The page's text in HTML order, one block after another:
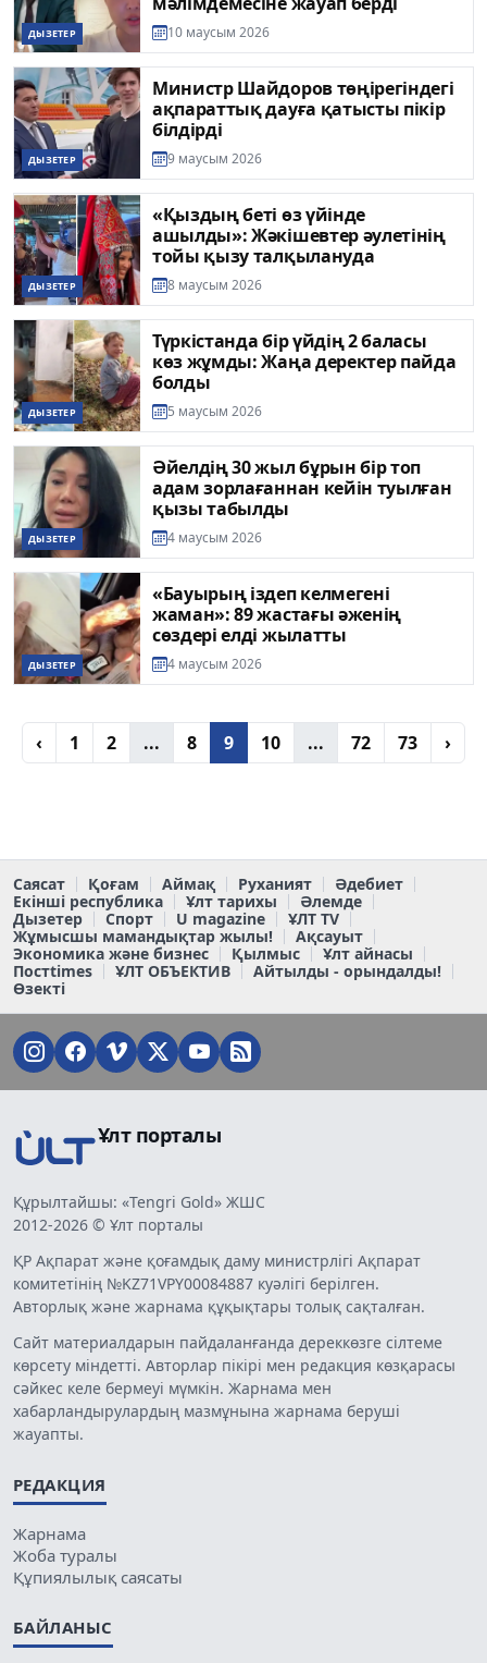
ДЫЗЕТЕР 10 маусым 2026
ДЫЗЕТЕР
Министр Шайдоров төңірегіндегі
ақпараттық дауға қатысты пікір
білдірді
9 маусым 2026
ДЫЗЕТЕР
«Қыздың беті өз үйінде
ашылды»: Жәкішевтер әулетінің
тойы қызу талқылануда
8 маусым 2026
ДЫЗЕТЕР
Түркістанда бір үйдің 2 баласы
көз жұмды: Жаңа деректер пайда
болды
5 маусым 2026
ДЫЗЕТЕР
Әйелдің 30 жыл бұрын бір топ
адам зорлағаннан кейін туылған
қызы табылды
4 маусым 2026
ДЫЗЕТЕР
«Бауырың іздеп келмегені
жаман»: 89 жастағы әженің
сөздері елді жылатты
4 маусым 2026
‹ 1 2 ... 8 9 10 ... 72 73 ›
Саясат Қоғам Аймақ Руханият
Әдебиет
Екінші республика
Ұлт тарихы
Әлемде
Дызетер
Спорт U magazine
ҰЛТ TV
Жұмысшы мамандықтар жылы!
Ақсауыт
Экономика және бизнес
Қылмыс
Ұлт айнасы
Постtimes
ҰЛТ ОБЪЕКТИВ
Айтылды - орындалды!
Өзекті
Ұлт порталы
Құрылтайшы: «Tengri Gold» ЖШС
2012-2026 © Ұлт порталы
ҚР Ақпарат және қоғамдық даму министрлігі Ақпарат
комитетінің №KZ71VPY00084887 куәлігі берілген.
Авторлық және жарнама құқықтары толық сақталған.
Сайт материалдарын пайдаланғанда дереккөзге сілтеме
көрсету міндетті. Авторлар пікірі мен редакция көзқарасы
сәйкес келе бермеуі мүмкін. Жарнама мен
хабарландырулардың мазмұнына жарнама беруші
жауапты.
РЕДАКЦИЯ
Жарнама
Жоба туралы
Құпиялылық саясаты
БАЙЛАНЫС